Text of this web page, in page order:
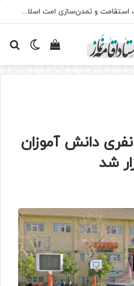
سروده‌ «اربعین»؛ روایت حماسه، استقامت و تمدن‌سازی امت اسلامی
تغییرمشاهده
جشن تکلیف 2000 نفری دانش آموزان